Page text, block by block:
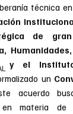
técnica
de
y el
un
acuerdo
en materia de